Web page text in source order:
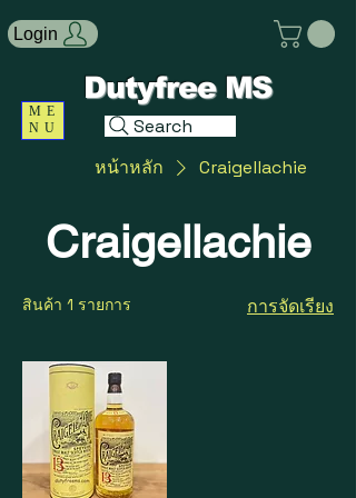
ME
NU
Search
Login
Dutyfree MS
หน้าหลัก Craigellachie
Craigellachie
สินค้า 1 รายการ การจัดเรียง